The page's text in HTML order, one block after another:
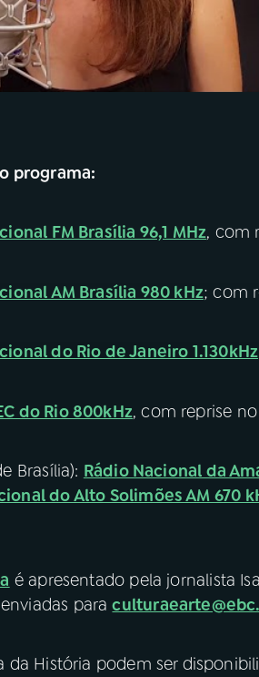
programa:
FM Brasília 96,1 MHz, com
AM Brasília 980 kHz; com
do Rio de Janeiro 1.130kHz
do Rio 800kHz, com reprise
Brasília): Rádio Nacional da
do Alto Solimões AM 670
é apresentado pela jornalista
para
da História podem ser